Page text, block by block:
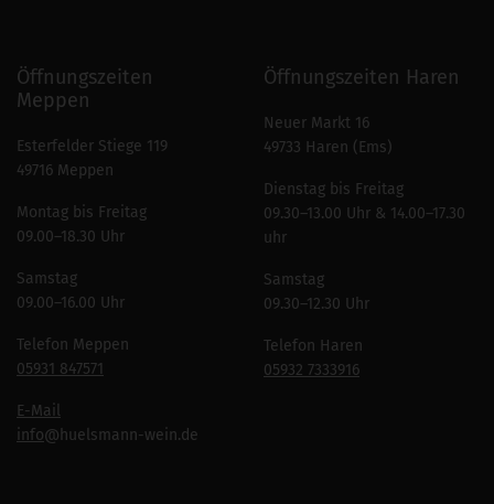
Öffnungszeiten
Meppen
Esterfelder Stiege 119
49716 Meppen
Montag bis Freitag
09.00–18.30 Uhr
Samstag
09.00–16.00 Uhr
Telefon Meppen
05931 847571
E-Mail
info@huelsmann-wein.de
Öffnungszeiten Haren
Neuer Markt 16
49733 Haren (Ems)
Dienstag bis Freitag
09.30–13.00 Uhr & 14.00–17.30
uhr
Samstag
09.30–12.30 Uhr
Telefon Haren
05932 7333916